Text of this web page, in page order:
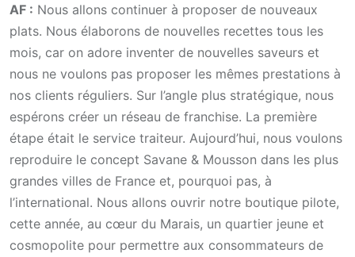
AF : Nous allons continuer à proposer de nouveaux
plats. Nous élaborons de nouvelles recettes tous les
mois, car on adore inventer de nouvelles saveurs et
nous ne voulons pas proposer les mêmes prestations à
nos clients réguliers. Sur l’angle plus stratégique, nous
espérons créer un réseau de franchise. La première
étape était le service traiteur. Aujourd’hui, nous voulons
reproduire le concept Savane & Mousson dans les plus
grandes villes de France et, pourquoi pas, à
l’international. Nous allons ouvrir notre boutique pilote,
cette année, au cœur du Marais, un quartier jeune et
cosmopolite pour permettre aux consommateurs de